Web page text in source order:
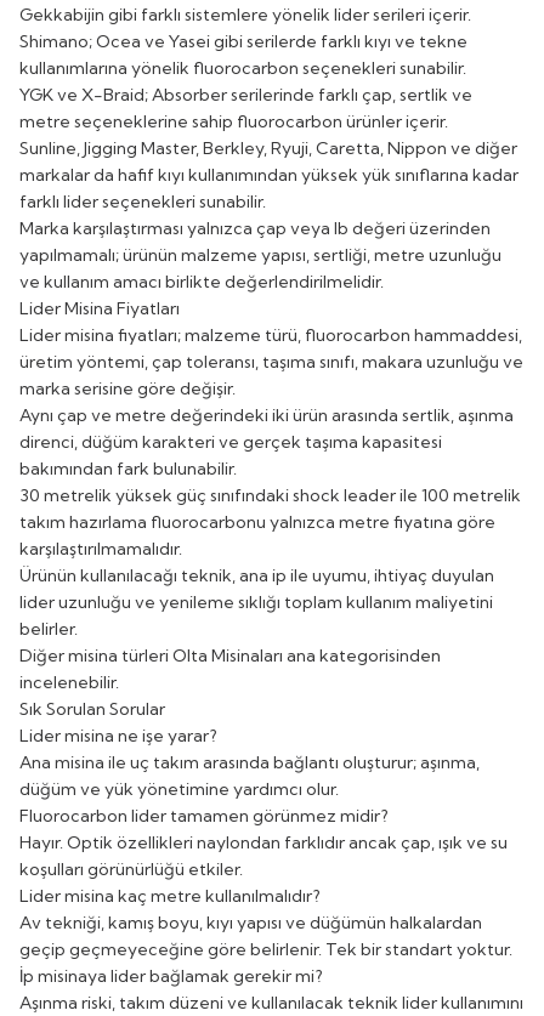
Gekkabijin gibi farklı sistemlere yönelik lider serileri içerir.
Shimano; Ocea ve Yasei gibi serilerde farklı kıyı ve tekne
kullanımlarına yönelik fluorocarbon seçenekleri sunabilir.
YGK ve X-Braid; Absorber serilerinde farklı çap, sertlik ve
metre seçeneklerine sahip fluorocarbon ürünler içerir.
Sunline, Jigging Master, Berkley, Ryuji, Caretta, Nippon ve diğer
markalar da hafif kıyı kullanımından yüksek yük sınıflarına kadar
farklı lider seçenekleri sunabilir.
Marka karşılaştırması yalnızca çap veya lb değeri üzerinden
yapılmamalı; ürünün malzeme yapısı, sertliği, metre uzunluğu
ve kullanım amacı birlikte değerlendirilmelidir.
Lider Misina Fiyatları
Lider misina fiyatları; malzeme türü, fluorocarbon hammaddesi,
üretim yöntemi, çap toleransı, taşıma sınıfı, makara uzunluğu ve
marka serisine göre değişir.
Aynı çap ve metre değerindeki iki ürün arasında sertlik, aşınma
direnci, düğüm karakteri ve gerçek taşıma kapasitesi
bakımından fark bulunabilir.
30 metrelik yüksek güç sınıfındaki shock leader ile 100 metrelik
takım hazırlama fluorocarbonu yalnızca metre fiyatına göre
karşılaştırılmamalıdır.
Ürünün kullanılacağı teknik, ana ip ile uyumu, ihtiyaç duyulan
lider uzunluğu ve yenileme sıklığı toplam kullanım maliyetini
belirler.
Diğer misina türleriOlta Misinaları ana kategorisinden
incelenebilir.
Sık Sorulan Sorular
Lider misina ne işe yarar?
Ana misina ile uç takım arasında bağlantı oluşturur; aşınma,
düğüm ve yük yönetimine yardımcı olur.
Fluorocarbon lider tamamen görünmez midir?
Hayır. Optik özellikleri naylondan farklıdır ancak çap, ışık ve su
koşulları görünürlüğü etkiler.
Lider misina kaç metre kullanılmalıdır?
Av tekniği, kamış boyu, kıyı yapısı ve düğümün halkalardan
geçip geçmeyeceğine göre belirlenir. Tek bir standart yoktur.
İp misinaya lider bağlamak gerekir mi?
Aşınma riski, takım düzeni ve kullanılacak teknik lider kullanımını